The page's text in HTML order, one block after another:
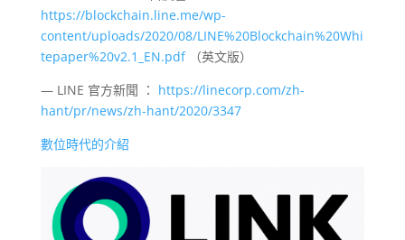
https://blockchain.line.me/wp-
content/uploads/2020/08/LINE%20Blockchain%20Whi
tepaper%20v2.1_EN.pdf（英文版）
— LINE 官方新聞 ： https://linecorp.com/zh-
hant/pr/news/zh-hant/2020/3347
數位時代的介紹